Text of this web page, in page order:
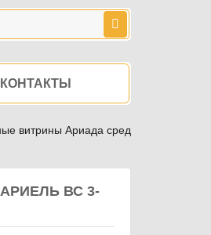
КОНТАКТЫ
витрины Ариада
ВС 3-